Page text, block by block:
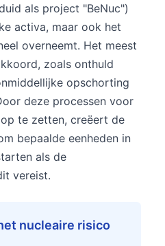
als project "BeNuc")
activa, maar ook het
overneemt. Het meest
zoals onthuld
opschorting
deze processen voor
te zetten, creëert de
bepaalde eenheden in
als de
vereist.
nucleaire risico